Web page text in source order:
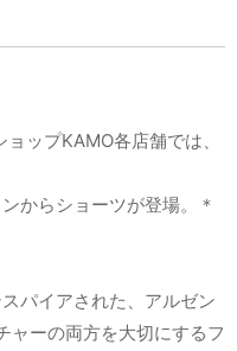
ップKAMO各店舗では、
からショーツが登場。＊
パイアされた、アルゼン
ャーの両方を大切にするフ